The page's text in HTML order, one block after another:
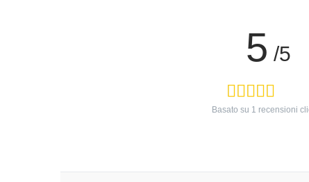
5 /5
Basato su 1 recensioni